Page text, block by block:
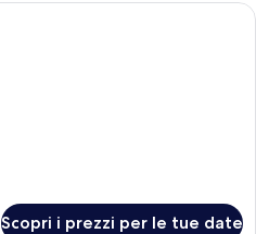
Una camera d'albergo moderna con
Scopri i prezzi per le tue date